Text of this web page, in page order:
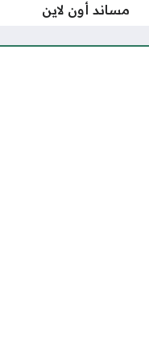
مساند أون لاين